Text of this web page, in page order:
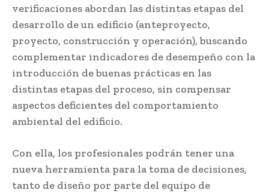
verificaciones abordan las distintas etapas del
desarrollo de un edificio (anteproyecto,
proyecto, construcción y operación), buscando
complementar indicadores de desempeño con la
introducción de buenas prácticas en las
distintas etapas del proceso, sin compensar
aspectos deficientes del comportamiento
ambiental del edificio.
Con ella, los profesionales podrán tener una
nueva herramienta para la toma de decisiones,
tanto de diseño por parte del equipo de